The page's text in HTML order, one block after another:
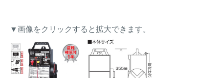
▼画像をクリックすると拡大できます。